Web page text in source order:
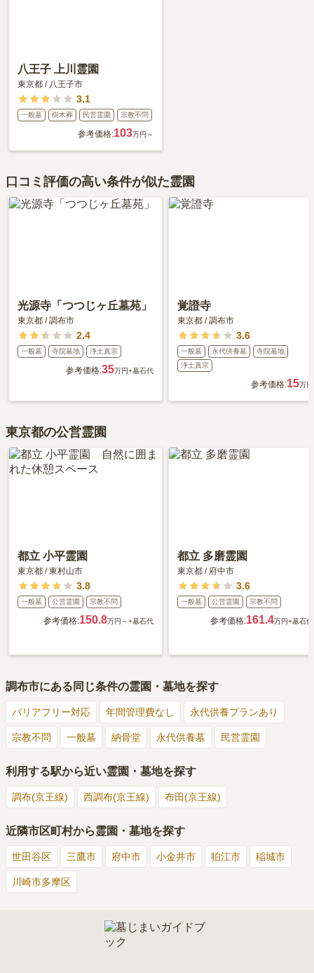
八王子 上川霊園
東京都 / 八王子市
3.1
一般墓 樹木葬 民営霊園 宗教不問
参考価格:103万円～
口コミ評価の高い条件が似た霊園
光源寺「つつじヶ丘墓苑」
東京都 /調布市
2.4
一般墓 寺院墓地 浄土真宗
参考価格:35万円+墓石代
覚證寺
東京都 /調布市
3.6
一般墓 永代供養墓
寺院墓地
浄土真宗
参考価格:15万円
東京都の公営霊園
都立 小平霊園
東京都 /東村山市
3.8
一般墓 公営霊園 宗教不問
参考価格:150.8万円～+墓石代
都立 多磨霊園
東京都 / 府中市
3.6
一般墓 公営霊園 宗教不問
参考価格:161.4万円+墓石代
調布市にある同じ条件の霊園・墓地を探す
バリアフリー対応 年間管理費なし 永代供養プランあり
宗教不問 一般墓 納骨堂 永代供養墓 民営霊園
利用する駅から近い霊園・墓地を探す
調布(京王線) 西調布(京王線) 布田(京王線)
近隣市区町村から霊園・墓地を探す
世田谷区 三鷹市 府中市 小金井市 狛江市 稲城市
川崎市多摩区